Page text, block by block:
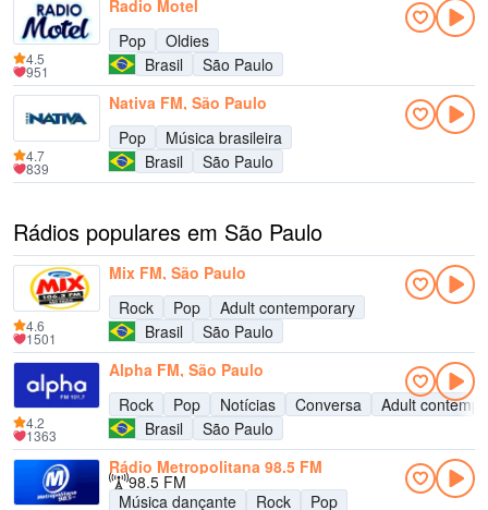
Radio Motel
Pop
Oldies
Brasil
São Paulo
4.5
951
Nativa FM, São Paulo
Pop
Música brasileira
Brasil
São Paulo
4.7
839
Rádios populares em São Paulo
Mix FM, São Paulo
Rock
Pop
Adult contemporary
Brasil
São Paulo
4.6
1501
Alpha FM, São Paulo
Rock
Pop Notícias Conversa
Adult
Brasil
São Paulo
4.2
1363
Rádio Metropolitana 98.5 FM
98.5 FM
Música dançante
Rock
Pop